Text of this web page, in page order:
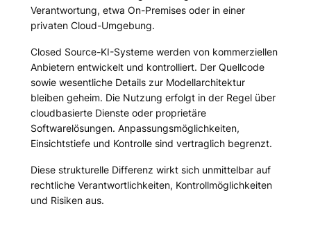
Verantwortung, etwa On-Premises oder in einer
privaten Cloud-Umgebung.
Closed Source-KI-Systeme werden von kommerziellen
Anbietern entwickelt und kontrolliert. Der Quellcode
sowie wesentliche Details zur Modellarchitektur
bleiben geheim. Die Nutzung erfolgt in der Regel über
cloudbasierte Dienste oder proprietäre
Softwarelösungen. Anpassungsmöglichkeiten,
Einsichtstiefe und Kontrolle sind vertraglich begrenzt.
Diese strukturelle Differenz wirkt sich unmittelbar auf
rechtliche Verantwortlichkeiten, Kontrollmöglichkeiten
und Risiken aus.